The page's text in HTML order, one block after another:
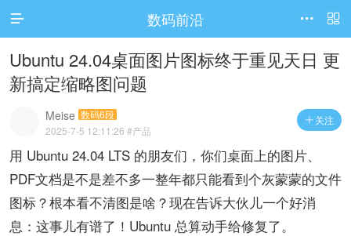
访问电脑版
 数码前沿 

Ubuntu 24.04桌面图片图标终于重见天日 更
新搞定缩略图问题​
 关注
Meise 数码6段
2025-7-5 12:11:26 #产品
用 Ubuntu 24.04 LTS 的朋友们，你们桌面上的图片、
PDF文档是不是差不多一整年都只能看到个灰蒙蒙的文件
图标？根本看不清图是啥？现在告诉大伙儿一个好消
息：这事儿有谱了！Ubuntu 总算动手给修复了。